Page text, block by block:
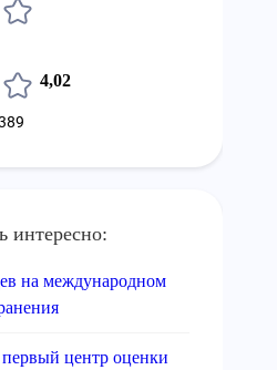
4,02
интересно:
на международном
центр оценки